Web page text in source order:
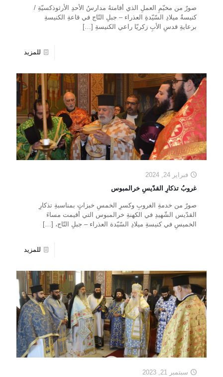
صورٌ من مخيّمِ العملِ الذي أقامتهُ مدارسُ الأحدِ الأرثوذكسيّةِ /
كنيسةُ ميلادِ السّيّدةِ العذراء – جبلِ التّاج في قاعةِ الكنيسةِ
برعايةِ قدسِ الأبِ زكريّا راعي الكنيسةِ […]
للمزيد
فبراير 24, 2024
غروبُ تذكارِ القدّيسِ خرالمبوس
صورٌ من خدمةِ الغروبِ وكسرِ الخمسِ خبزاتٍ بمناسبةِ تذكارِ
القدّيس الشّهيدِ في الكهنةِ خرالمبوس التي أقيمت مساءَ
الخميسِ في كنيسةِ ميلادِ السّيّدة العذراء – جبلِ التّاج، […]
للمزيد
سبتمبر 21, 2023